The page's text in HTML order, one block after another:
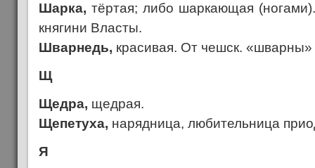
Шарка, тёртая; либо шаркающая
княгини Власты.
Шварнедь, красивая. От чешск.
Щ
Щедра, щедрая.
Щепетуха, нарядница, любительница
Я